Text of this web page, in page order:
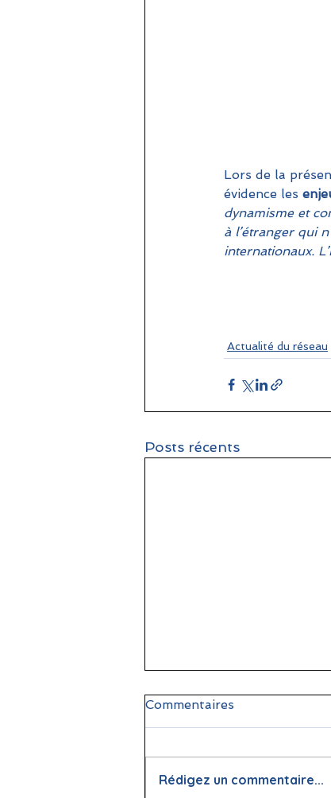
Lors de la
évidence les
dynamisme et
à l’étranger qui
internationaux.
Actualité du réseau
Posts récents
Commentaires
Rédigez un commentaire...